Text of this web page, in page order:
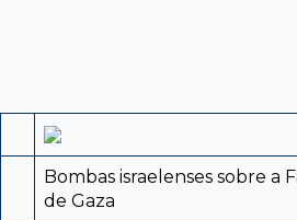
Bombas israelenses sobre a
de Gaza